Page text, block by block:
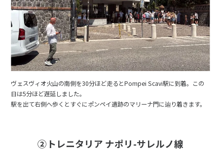
ヴェスヴィオ火山の南側を30分ほど走るとPompei Scavi駅に到着。この
日は5分ほど遅延しました。
駅を出て右側へ歩くとすぐにポンペイ遺跡のマリーナ門に辿り着きます。
②トレニタリア ナポリ-サレルノ線